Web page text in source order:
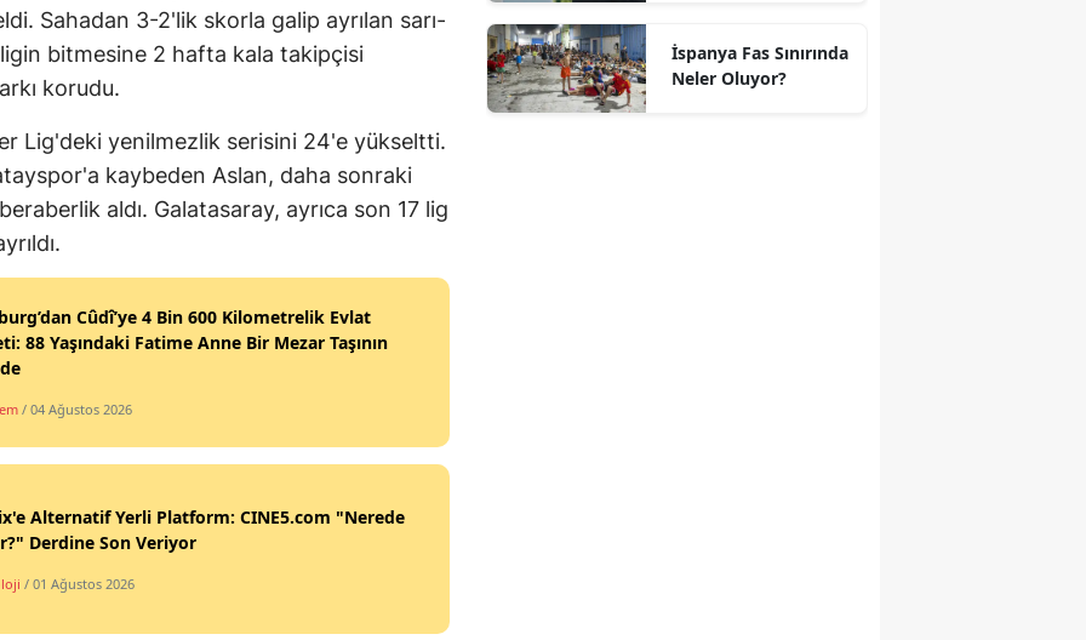
Sahadan 3-2'lik skorla galip ayrılan sarı-
ligin bitmesine 2 hafta kala takipçisi
korudu.
Lig'deki yenilmezlik serisini 24'e yükseltti.
kaybeden Aslan, daha sonraki
aldı. Galatasaray, ayrıca son 17 lig
Cûdî’ye 4 Bin 600 Kilometrelik Evlat
88 Yaşındaki Fatime Anne Bir Mezar Taşının
/ 04 Ağustos 2026
Alternatif Yerli Platform: CINE5.com "Nerede
Derdine Son Veriyor
/ 01 Ağustos 2026
İspanya Fas Sınırında
Neler Oluyor?